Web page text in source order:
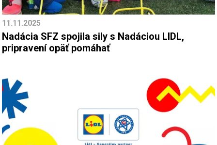
11.11.2025
Nadácia SFZ spojila sily s Nadáciou LIDL,
pripravení opäť pomáhať